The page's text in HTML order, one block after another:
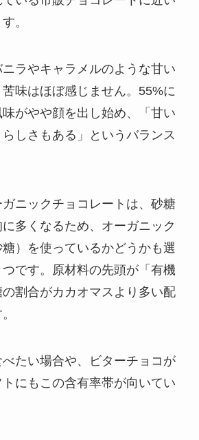
。
ラやキャラメルのような甘い
味はほぼ感じません。55%に
がやや顔を出し始め、「甘い
しさもある」というバランス
ニックチョコレートは、砂糖
多くなるため、オーガニック
）を使っているかどうかも選
です。原材料の先頭が「有機
割合がカカオマスより多い配
たい場合や、ビターチョコが
にもこの含有率帯が向いてい